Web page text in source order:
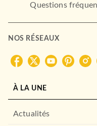
Questions
NOS RÉSEAUX
À LA UNE
Actualités